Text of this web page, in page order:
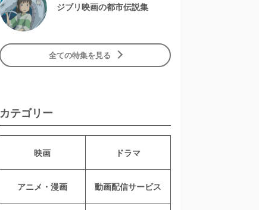
ジブリ映画の都市伝説集
全ての特集を見る
カテゴリー
映画 ドラマ
アニメ・漫画 動画配信サービス